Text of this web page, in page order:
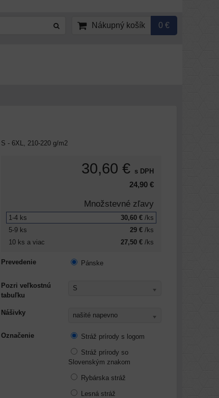
Nákupný košík 0 €
S - 6XL, 210-220 g/m2
30,60 € s DPH
24,90 €
Množstevné zľavy
1-4 ks 30,60 € /ks
5-9 ks 29 € /ks
10 ks a viac 27,50 € /ks
Prevedenie Pánske
Pozri veľkostnú
tabuľku
S
Nášivky našité napevno
Označenie Stráž prírody s logom
Stráž prírody so
Slovenským znakom
Rybárska stráž
Lesná stráž